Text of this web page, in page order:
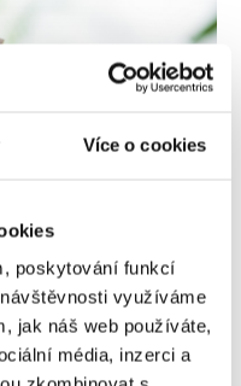
Více o cookies
poskytování funkcí
využíváme
jak náš web používáte,
média, inzerci a
zbožím
prohlubují a ti, kteří si
spoléhají
větší část svého
nájemní byty